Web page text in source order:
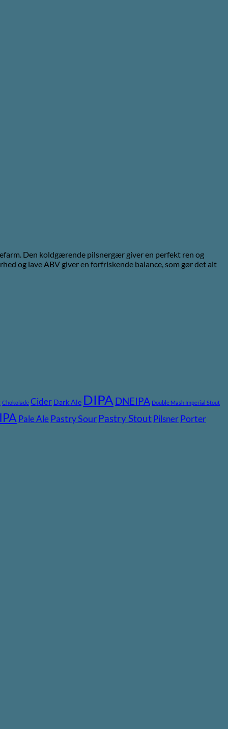
Den koldgærende pilsnergær giver en perfekt ren og
og lave ABV giver en forfriskende balance, som gør det alt
Chokolade Cider Dark Ale DIPA DNEIPA Double Mash Imperial Stout
Pale Ale Pastry Sour Pastry Stout Pilsner Porter